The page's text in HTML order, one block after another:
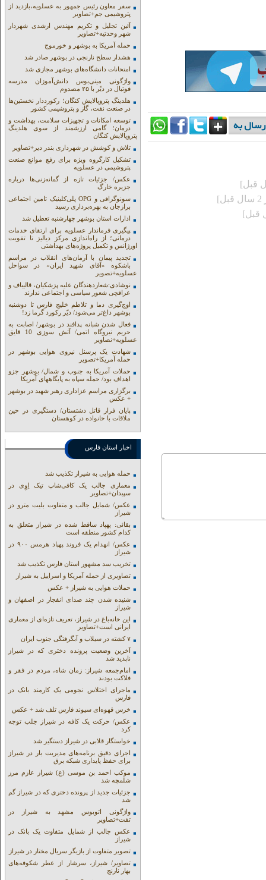
سفر معاون رئیس جمهور به عسلویه،بازدید از
پتروشیمی جم+تصاویر
آئین تجلیل و تکریم مهندس ارشدی شهردار
شهر وحدتیه+تصاویر
حمله آمریکا به بوشهر و خورموج
هشدار سطح نارنجی در بوشهر صادر شد
امتحانات دانشگاه‌های بوشهر مجازی شد
واژگونی مینی‌بوس دانش‌آموزان مدرسه
فوتبال در دیّر با ۲۵ مصدوم
هلدینگ پتروپالایش کنگان؛ رکورددار نخستین‌ها
در صنعت نفت، گاز و پتروشیمی کشور
توسعه امکانات و تجهیزات سلامت، بهداشت و
درمان؛ گامی ارزشمند از سوی هلدینگ
پتروپالایش کنگان
تلاش و کوشش در شهرداری بندر دیر+تصاویر
تشکیل کارگروه ویژه برای رفع موانع صنعت
پتروشیمی در عسلویه
عکس/ جزئیات تازه از گمانه‌زنی‌ها درباره
جزیره خارگ
سونوگرافی و OPG پلی‌کلینیک تامین اجتماعی
برازجان به بهره‌برداری رسید
ادارات استان بوشهر چهارشنبه تعطیل شد
پیگیری فرماندار عسلویه برای ارتقای خدمات
درمانی؛ از راه‌اندازی مرکز دیالیز تا تقویت
اورژانس و تکمیل پروژه‌های بهداشتی
تجدید پیمان با آرمان‌های انقلاب در مراسم
باشکوه «آقای شهید ایران» در سواحل
عسلویه+تصویر
نوشادی:شعاردهندگان علیه پزشکیان، قالیباف و
عراقچی شعور سیاسی و اجتماعی ندارند
اوج‌گیری دما و تلاطم خلیج فارس تا دوشنبه
بوشهر داغ‌تر می‌شود/ دیّر رکورد گرما زد!
فعال شدن شبانه پدافند در بوشهر/ اصابت به
حریم نیروگاه اتمی/ آتش سوزی 10 قایق
عسلویه+نصاویر
شهادت یک پرسنل نیروی هوایی بوشهر در
حمله آمریکا+تصویر
حملات آمریکا به جنوب و شمال/ بوشهر جزو
اهداف بود/ حمله سپاه به پایگاههای آمریکا
برگزاری مراسم عزاداری رهبر شهید در بوشهر
+ عکس
پایان فرار قاتل دشتستان/ دستگیری در حین
ملاقات با خانواده در کوهستان
اخبار استان فارس
حمله هوایی به شیراز تکذیب شد
معماری جالب یک کافی‌شاپ تیک اِوِی در
سپیدان+تصاویر
عکس/ شمایل جالب و متفاوت بلیت مترو در
شیراز
بقائی: پهپاد ساقط شده در شیراز متعلق به
کدام کشور منطقه است
عکس/ انهدام یک فروند پهپاد هرمس ۹۰۰ در
شیراز
تخریب سد مشهور استان فارس تکذیب شد
تصاویری از حمله آمریکا و اسراییل به شیراز
حملات هوایی به شیراز + عکس
شنیده شدن چند صدای انفجار در اصفهان و
شیراز
این خانه‌باغ در شیراز، تعریف تازه‌ای از معماری
ایرانی است+تصاویر
۷ کشته در سیلاب و آبگرفتگی جنوب ایران
آخرین وضعیت پرونده دختری که در شیراز
ناپدید شد
امام‌جمعه شیراز: زمان شاه، مردم در فقر و
فلاکت بودند
ماجرای اختلاس نجومی یک کارمند بانک در
فارس
خرس قهوه‌ای سیوند فارس تلف شد + عکس
عکس/ حرکت یک کافه در شیراز جلب توجه
کرد
خواستگار قلابی در شیراز دستگیر شد
اجرای دقیق برنامه‌های مدیریت بار در شیراز
برای حفظ پایداری شبکه برق
موکب احمد بن موسی (ع) شیراز عازم مرز
شلمچه شد
جزئیات جدید از پرونده دختری که در شیراز گم
شد
واژگونی اتوبوس مشهد به شیراز در
تفت+تصاویر
عکس جالب از شمایل متفاوت یک بانک در
شیراز
تصویر متفاوت از بازیگر سریال مختار در شیراز
تصاویر/ شیراز، سرشار از عطر شکوفه‌های
بهار نارنج